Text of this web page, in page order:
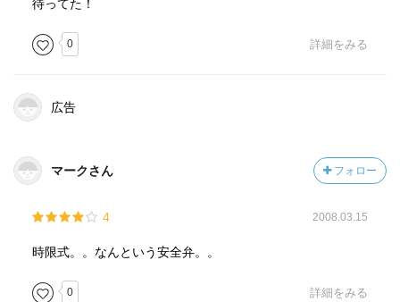
待ってた！
0 詳細をみる
広告
マークさん フォロー
4 2008.03.15
時限式。。なんという安全弁。。
0 詳細をみる